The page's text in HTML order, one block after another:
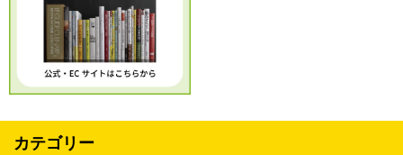
カテゴリー